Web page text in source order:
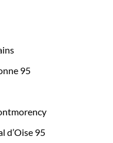
95
d’Oise 95